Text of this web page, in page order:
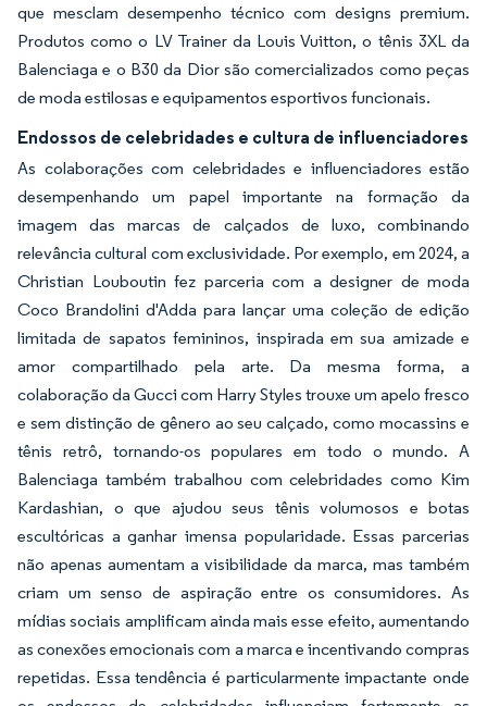
que mesclam desempenho técnico com designs premium.
Produtos como o LV Trainer da Louis Vuitton, o tênis 3XL da
Balenciaga e o B30 da Dior são comercializados como peças
de moda estilosas e equipamentos esportivos funcionais.
Endossos de celebridades e cultura de influenciadores
As colaborações com celebridades e influenciadores estão
desempenhando um papel importante na formação da
imagem das marcas de calçados de luxo, combinando
relevância cultural com exclusividade. Por exemplo, em 2024, a
Christian Louboutin fez parceria com a designer de moda
Coco Brandolini d'Adda para lançar uma coleção de edição
limitada de sapatos femininos, inspirada em sua amizade e
amor compartilhado pela arte. Da mesma forma, a
colaboração da Gucci com Harry Styles trouxe um apelo fresco
e sem distinção de gênero ao seu calçado, como mocassins e
tênis retrô, tornando-os populares em todo o mundo. A
Balenciaga também trabalhou com celebridades como Kim
Kardashian, o que ajudou seus tênis volumosos e botas
escultóricas a ganhar imensa popularidade. Essas parcerias
não apenas aumentam a visibilidade da marca, mas também
criam um senso de aspiração entre os consumidores. As
mídias sociais amplificam ainda mais esse efeito, aumentando
as conexões emocionais com a marca e incentivando compras
repetidas. Essa tendência é particularmente impactante onde